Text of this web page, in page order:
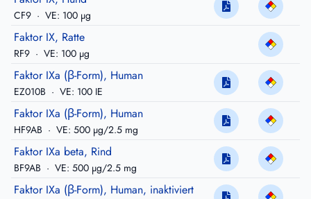
CF9 · VE: 100 µg
Faktor IX, Ratte
RF9 · VE: 100 µg
Faktor IXa (β-Form), Human
EZ010B · VE: 100 IE
Faktor IXa (β-Form), Human
HF9AB · VE: 500 µg/2.5 mg
Faktor IXa beta, Rind
BF9AB · VE: 500 µg/2.5 mg
Faktor IXa (β-Form), Human, inaktiviert